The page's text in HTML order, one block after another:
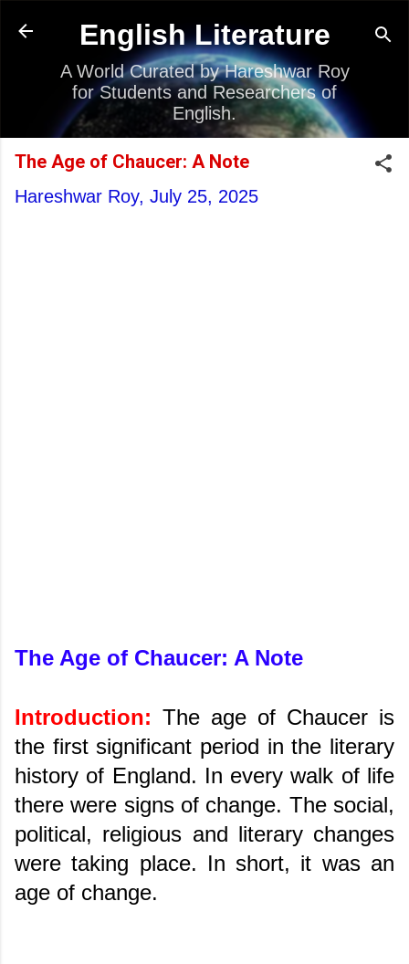
Skip to main content
English Literature
A World Curated by Hareshwar Roy
for Students and Researchers of
English.
The Age of Chaucer: A Note
Hareshwar Roy, July 25, 2025
The Age of Chaucer: A Note
Introduction: The age of Chaucer is
the first significant period in the literary
history of England. In every walk of life
there were signs of change. The social,
political, religious and literary changes
were taking place. In short, it was an
age of change.